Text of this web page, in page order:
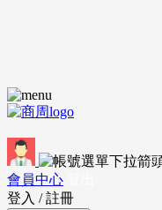
會員中心
登入 / 註冊